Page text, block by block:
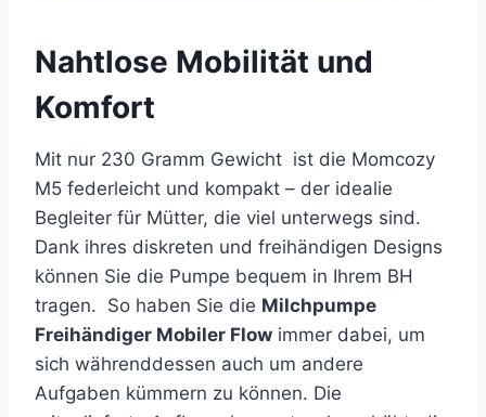
Nahtlose Mobilität und
Komfort
Mit nur 230 Gramm Gewicht ist die Momcozy
M5 federleicht und kompakt – der idealie
Begleiter für Mütter, die viel unterwegs sind.
Dank ihres diskreten und freihändigen Designs
können Sie die Pumpe bequem in Ihrem BH
tragen. So haben Sie die Milchpumpe
Freihändiger Mobiler Flow immer dabei, um
sich währenddessen auch um andere
Aufgaben kümmern zu können. Die